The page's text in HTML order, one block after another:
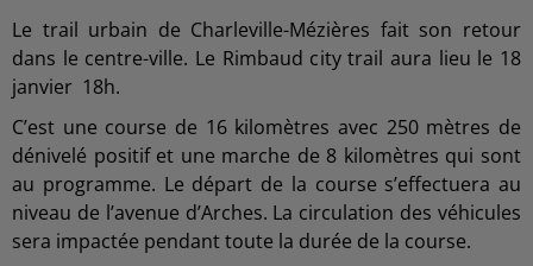
Le trail urbain de Charleville-Mézières fait son retour
dans le centre-ville. Le Rimbaud city trail aura lieu le 18
janvier 18h.
C’est une course de 16 kilomètres avec 250 mètres de
dénivelé positif et une marche de 8 kilomètres qui sont
au programme. Le départ de la course s’effectuera au
niveau de l’avenue d’Arches. La circulation des véhicules
sera impactée pendant toute la durée de la course.